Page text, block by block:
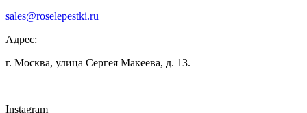
sales@roselepestki.ru
Адрес:
г. Москва, улица Сергея Макеева, д. 13.
Instagram